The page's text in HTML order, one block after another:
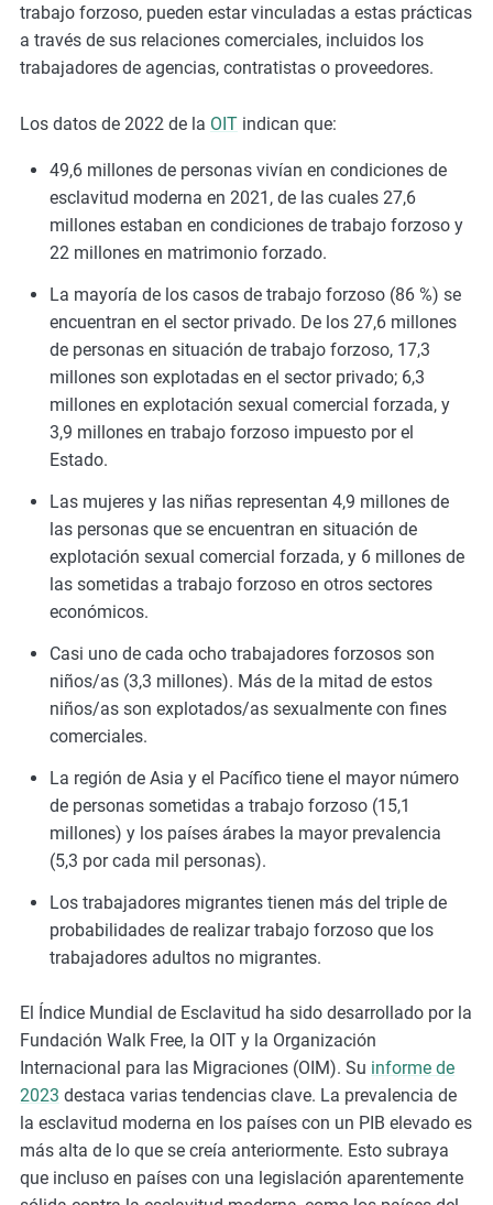
trabajo forzoso, pueden estar vinculadas a estas prácticas
a través de sus relaciones comerciales, incluidos los
trabajadores de agencias, contratistas o proveedores.
Los datos de 2022 de la OITindican que:
49,6 millones de personas vivían en condiciones de
esclavitud moderna en 2021, de las cuales 27,6
millones estaban en condiciones de trabajo forzoso y
22 millones en matrimonio forzado.
La mayoría de los casos de trabajo forzoso (86 %) se
encuentran en el sector privado. De los 27,6 millones
de personas en situación de trabajo forzoso, 17,3
millones son explotadas en el sector privado; 6,3
millones en explotación sexual comercial forzada, y
3,9 millones en trabajo forzoso impuesto por el
Estado.
Las mujeres y las niñas representan 4,9 millones de
las personas que se encuentran en situación de
explotación sexual comercial forzada, y 6 millones de
las sometidas a trabajo forzoso en otros sectores
económicos.
Casi uno de cada ocho trabajadores forzosos son
niños/as (3,3 millones). Más de la mitad de estos
niños/as son explotados/as sexualmente con fines
comerciales.
La región de Asia y el Pacífico tiene el mayor número
de personas sometidas a trabajo forzoso (15,1
millones) y los países árabes la mayor prevalencia
(5,3 por cada mil personas).
Los trabajadores migrantes tienen más del triple de
probabilidades de realizar trabajo forzoso que los
trabajadores adultos no migrantes.
El Índice Mundial de Esclavitud ha sido desarrollado por la
Fundación Walk Free, la OIT y la Organización
Internacional para las Migraciones (OIM). Su informe de
2023 destaca varias tendencias clave. La prevalencia de
la esclavitud moderna en los países con un PIB elevado es
más alta de lo que se creía anteriormente. Esto subraya
que incluso en países con una legislación aparentemente